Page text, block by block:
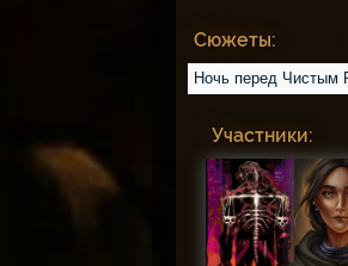
Сюжеты:
Ночь перед Чистым
Участники: